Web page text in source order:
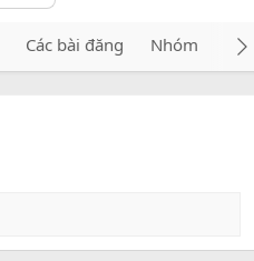
Các bài đăng Nhóm